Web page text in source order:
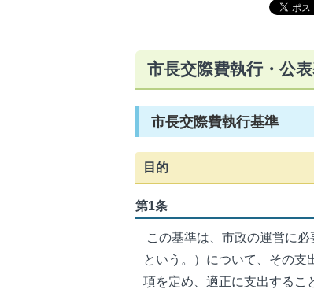
市長交際費執行・公
市長交際費執行基準
目的
第1条
この基準は、市政の運営に
という。）について、その支
項を定め、適正に支出するこ